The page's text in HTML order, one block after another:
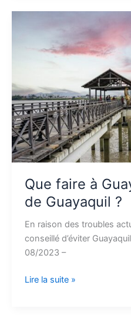
Que faire à
de Guayaquil ?
En raison des troubles
conseillé d’éviter
08/2023 –
autour
de
Guayaquil
?
Lire la suite »